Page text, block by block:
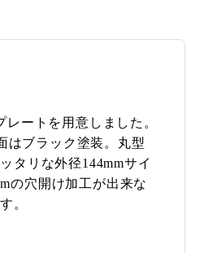
ートを用意しました。
はブラック塗装。丸型
タリな外径144mmサイ
の穴開け加工が出来な
。